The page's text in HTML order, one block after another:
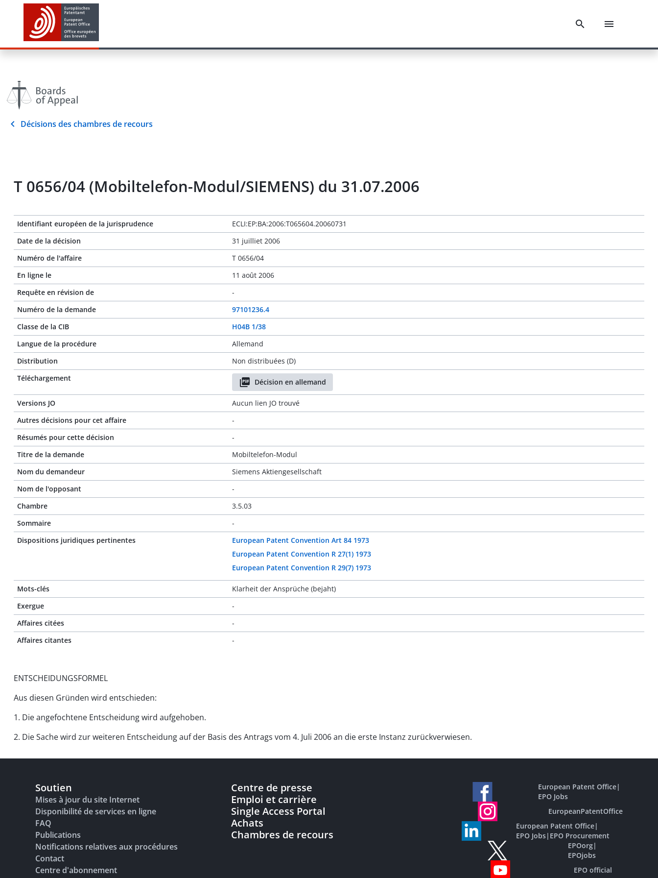
Décisions des chambres de recours
T 0656/04 (Mobiltelefon-Modul/SIEMENS) du 31.07.2006
Identifiant européen de la jurisprudence
ECLI:EP:BA:2006:T065604.20060731
Date de la décision
31 juilliet 2006
Numéro de l'affaire
T 0656/04
En ligne le
11 août 2006
Requête en révision de
-
Numéro de la demande
97101236.4
Classe de la CIB
H04B 1/38
Langue de la procédure
Allemand
Distribution
Non distribuées (D)
Téléchargement
Décision en allemand
Versions JO
Aucun lien JO trouvé
Autres décisions pour cet affaire
-
Résumés pour cette décision
-
Titre de la demande
Mobiltelefon-Modul
Nom du demandeur
Siemens Aktiengesellschaft
Nom de l'opposant
-
Chambre
3.5.03
Sommaire
-
Dispositions juridiques pertinentes
European Patent Convention Art 84 1973
European Patent Convention R 27(1) 1973
European Patent Convention R 29(7) 1973
Mots-clés
Klarheit der Ansprüche (bejaht)
Exergue
-
Affaires citées
-
Affaires citantes
-
ENTSCHEIDUNGSFORMEL
Aus diesen Gründen wird entschieden:
1. Die angefochtene Entscheidung wird aufgehoben.
2. Die Sache wird zur weiteren Entscheidung auf der Basis des Antrags vom 4. Juli 2006 an die erste Instanz zurückverwiesen.
Soutien
Mises à jour du site Internet
Disponibilité de services en ligne
FAQ
Publications
Notifications relatives aux procédures
Contact
Centre d'abonnement
Centre de presse
Emploi et carrière
Single Access Portal
Achats
Chambres de recours
European Patent Office|
EPO Jobs
EuropeanPatentOffice
European Patent Office|
EPO Jobs| EPO Procurement
EPOorg|
EPOjobs
EPO official